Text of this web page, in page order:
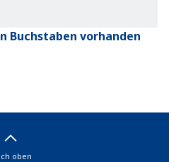
Buchstaben vorhanden
oben